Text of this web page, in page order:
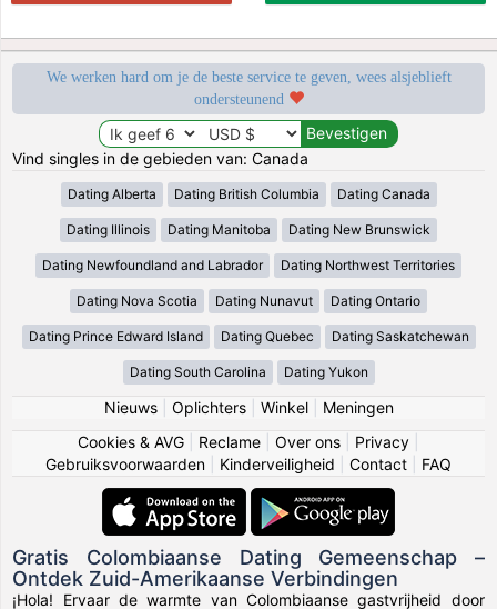
We werken hard om je de beste service te geven, wees alsjeblieft
ondersteunend
Vind singles in de gebieden van: Canada
Dating Alberta Dating British Columbia Dating Canada
Dating Illinois Dating Manitoba Dating New Brunswick
Dating Newfoundland and Labrador Dating Northwest Territories
Dating Nova Scotia Dating Nunavut Dating Ontario
Dating Prince Edward Island Dating Quebec Dating Saskatchewan
Dating South Carolina Dating Yukon
Nieuws| Oplichters| Winkel| Meningen
Cookies & AVG
Reclame Over ons Privacy
Gebruiksvoorwaarden
Kinderveiligheid Contact FAQ
Gratis Colombiaanse Dating Gemeenschap –
Ontdek Zuid-Amerikaanse Verbindingen
¡Hola! Ervaar de warmte van Colombiaanse gastvrijheid door